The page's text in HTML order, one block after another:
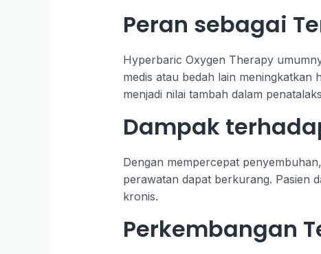
Peran sebagai
Hyperbaric Oxygen Therapy
medis atau bedah lain
menjadi nilai tambah dalam
Dampak
Dengan mempercepat
perawatan dapat berkurang. Pasien
kronis.
Perkembangan